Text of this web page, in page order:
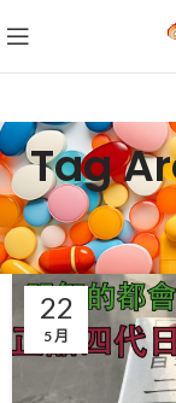
Tag
22
5 月